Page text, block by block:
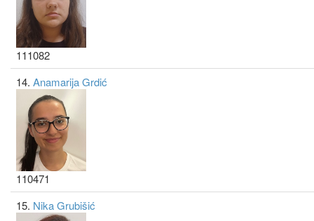
111082
14. Anamarija Grdić
110471
15. Nika Grubišić